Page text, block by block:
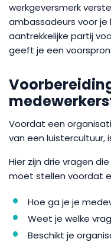
werkgeversmerk
ambassadeurs voor
aantrekkelijke partij
geeft je een
Voordat een
van een luistercultuur,
Hier zijn drie vragen
moet stellen voordat
Hoe ga je je
Weet je welke
Beschikt je